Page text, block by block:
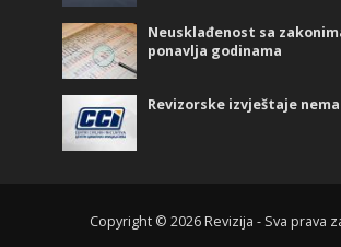
Neusklađenost sa
ponavlja godinama
Revizorske izvještaje
Copyright © 2026 Revizija - Sva prava